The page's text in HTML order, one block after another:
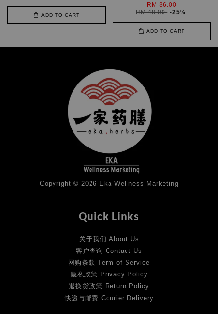
ADD TO CART
RM 36.00
RM 48.00 -25%
ADD TO CART
Copyright © 2026 Eka Wellness Marketing
Quick Links
关于我们 About Us
客户查询 Contact Us
网购条款 Term of Service
隐私政策 Privacy Policy
退换货政策 Return Policy
快递与邮费 Courier Delivery